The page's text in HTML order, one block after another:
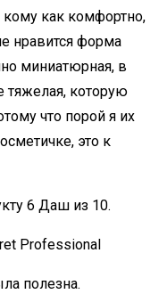
кому как комфортно,
нравится форма
миниатюрная, в
тяжелая, которую
что порой я их
это к
6 Даш из 10.
полезна.